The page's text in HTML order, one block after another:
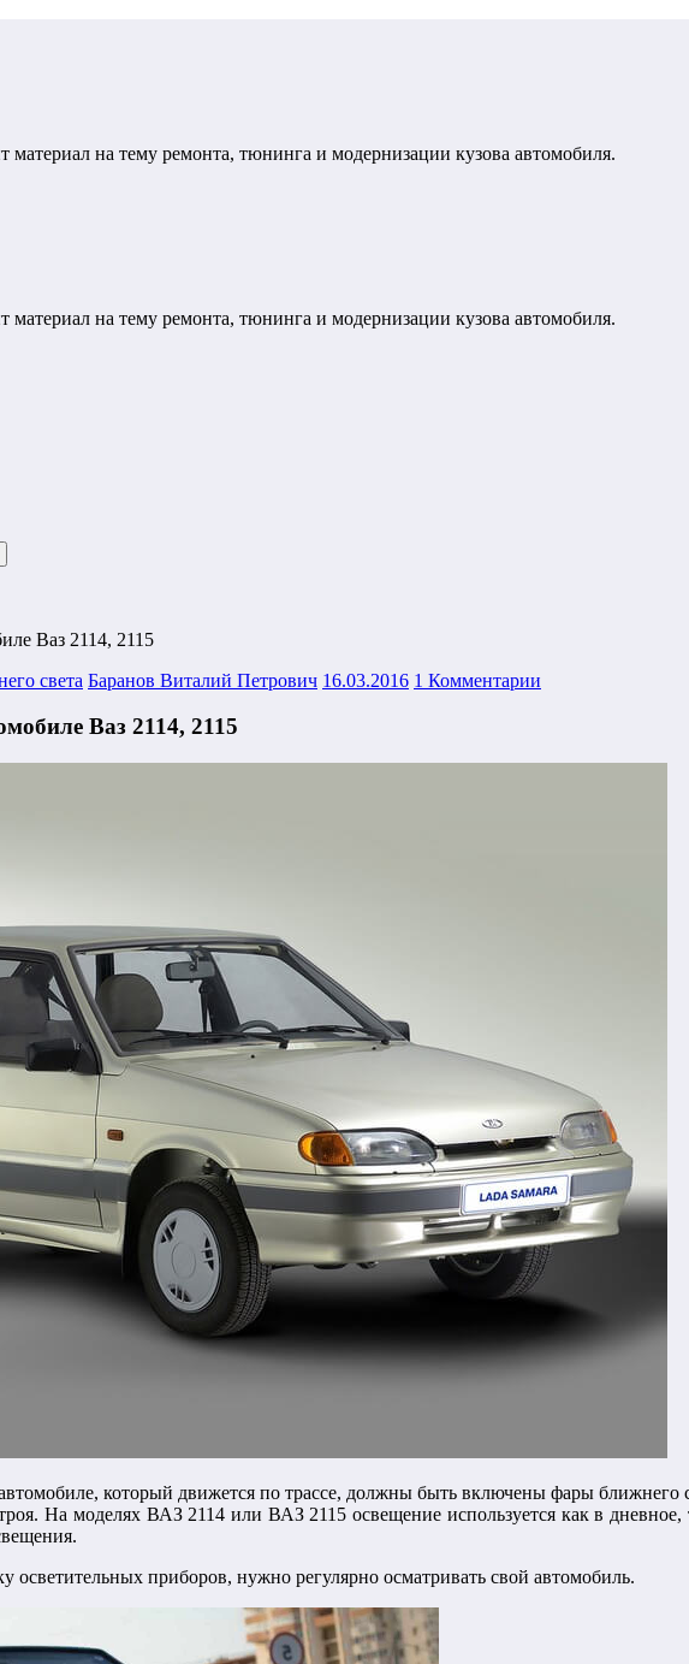
на тему ремонта, тюнинга и модернизации кузова автомобиля.
на тему ремонта, тюнинга и модернизации кузова автомобиля.
Ваз 2114, 2115
света Баранов Виталий Петрович 16.03.2016 1 Комментарии
Ваз 2114, 2115
который движется по трассе, должны быть включены фары ближнего
На моделях ВАЗ 2114 или ВАЗ 2115 освещение используется как в
осветительных приборов, нужно регулярно осматривать свой автомобиль.